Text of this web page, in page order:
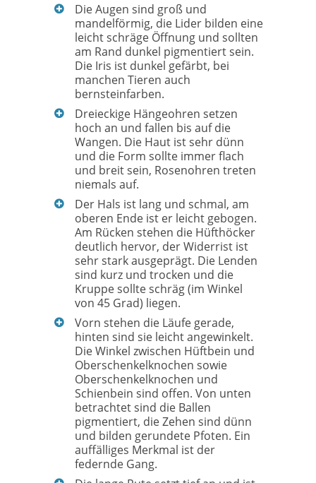
Die Augen sind groß und
mandelförmig, die Lider bilden eine
leicht schräge Öffnung und sollten
am Rand dunkel pigmentiert sein.
Die Iris ist dunkel gefärbt, bei
manchen Tieren auch
bernsteinfarben.
Dreieckige Hängeohren setzen
hoch an und fallen bis auf die
Wangen. Die Haut ist sehr dünn
und die Form sollte immer flach
und breit sein, Rosenohren treten
niemals auf.
Der Hals ist lang und schmal, am
oberen Ende ist er leicht gebogen.
Am Rücken stehen die Hüfthöcker
deutlich hervor, der Widerrist ist
sehr stark ausgeprägt. Die Lenden
sind kurz und trocken und die
Kruppe sollte schräg (im Winkel
von 45 Grad) liegen.
Vorn stehen die Läufe gerade,
hinten sind sie leicht angewinkelt.
Die Winkel zwischen Hüftbein und
Oberschenkelknochen sowie
Oberschenkelknochen und
Schienbein sind offen. Von unten
betrachtet sind die Ballen
pigmentiert, die Zehen sind dünn
und bilden gerundete Pfoten. Ein
auffälliges Merkmal ist der
federnde Gang.